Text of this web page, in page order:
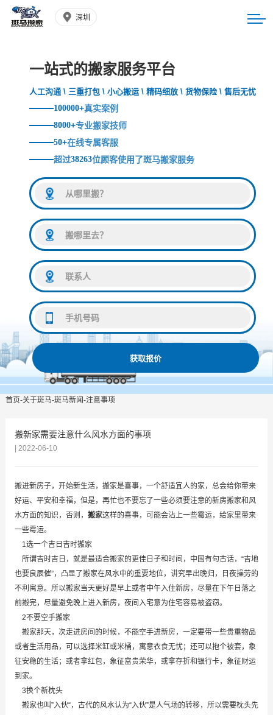
深圳
一站式的搬家服务平台
人工沟通 \ 三重打包 \ 小心搬运 \ 精码细放 \ 货物保险 \ 售后无忧
100000+真实案例
8000+专业搬家技师
50+在线专属客服
超过38263位顾客使用了斑马搬家服务
获取报价
首页-关于斑马-斑马新闻-注意事项
搬新家需要注意什么风水方面的事项
| 2022-06-10
搬进新房子，开始新生活，搬家是喜事，一个舒适宜人的家，总会给你带来
好运、平安和幸福，但是，再忙也不要忘了一些必须要注意的新房搬家和风
水方面的知识，否则， 搬家这样的喜事，可能会沾上一些霉运，给家里带来
一些霉运。
1选一个吉日吉时搬家
所谓吉时吉日，就是最适合搬家的更佳日子和时间，中国有句古话，“吉地
也要良辰催”，凸显了搬家在风水中的重要地位，讲究早出晚归，日夜操劳的
不利寓意。所以搬家当天更好是早上或者中午入住新房，尽量在下午日落之
前搬完，尽量避免晚上进入新房，夜间入宅意为住宅容易被盗窃。
2不要空手搬家
搬家那天，次走进房间的时候，不能空手进新房，一定要带一些贵重物品
或者生活用品，可以选择米缸或米桶，寓意衣食无忧；还可以抱个被套，象
征安稳的生活；或者拿红包，象征富贵荣华，或拿存折和银行卡，象征财运
到家。
3换个新枕头
搬家也叫”入伙“，古代的风水认为“入伙”是人气场的转移，所以需要枕头先